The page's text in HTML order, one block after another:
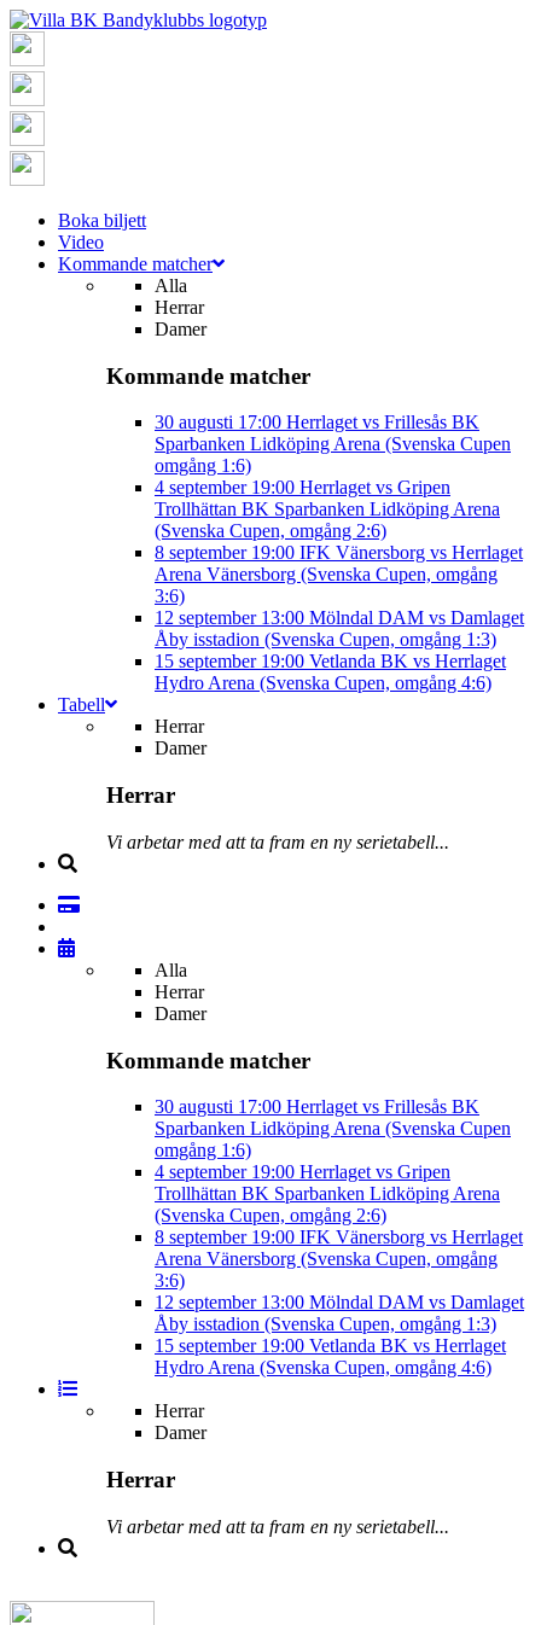
Boka biljett
Video
Kommande matcher
Alla
Herrar
Damer
Kommande matcher
30 augusti 17:00 Herrlaget vs Frillesås BK
Sparbanken Lidköping Arena (Svenska Cupen
omgång 1:6)
4 september 19:00 Herrlaget vs Gripen
Trollhättan BK Sparbanken Lidköping Arena
(Svenska Cupen, omgång 2:6)
8 september 19:00 IFK Vänersborg vs Herrlaget
Arena Vänersborg (Svenska Cupen, omgång
3:6)
12 september 13:00 Mölndal DAM vs Damlaget
Åby isstadion (Svenska Cupen, omgång 1:3)
15 september 19:00 Vetlanda BK vs Herrlaget
Hydro Arena (Svenska Cupen, omgång 4:6)
Tabell
Herrar
Damer
Herrar
Vi arbetar med att ta fram en ny serietabell...
Alla
Herrar
Damer
Kommande matcher
30 augusti 17:00 Herrlaget vs Frillesås BK
Sparbanken Lidköping Arena (Svenska Cupen
omgång 1:6)
4 september 19:00 Herrlaget vs Gripen
Trollhättan BK Sparbanken Lidköping Arena
(Svenska Cupen, omgång 2:6)
8 september 19:00 IFK Vänersborg vs Herrlaget
Arena Vänersborg (Svenska Cupen, omgång
3:6)
12 september 13:00 Mölndal DAM vs Damlaget
Åby isstadion (Svenska Cupen, omgång 1:3)
15 september 19:00 Vetlanda BK vs Herrlaget
Hydro Arena (Svenska Cupen, omgång 4:6)
Herrar
Damer
Herrar
Vi arbetar med att ta fram en ny serietabell...